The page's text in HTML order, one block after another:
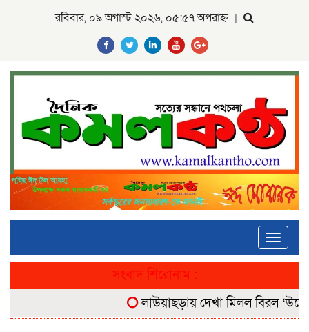
রবিবার, ০৯ অগাস্ট ২০২৬, ০৫:৫৭ অপরাহ্ন |
Toggle
সংবাদ শিরোনাম :
লাউয়াছড়ায় দেখা মিলল বিরল